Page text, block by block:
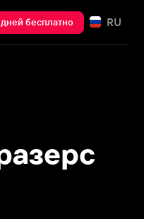
бесплатно RU